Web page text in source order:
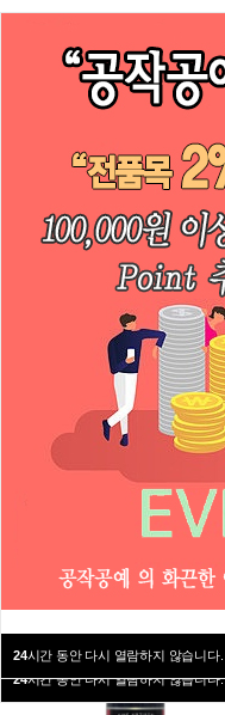
24시간 동안 다시 열람하지 않습니다.
24시간 동안 다시 열람하지 않습니다.